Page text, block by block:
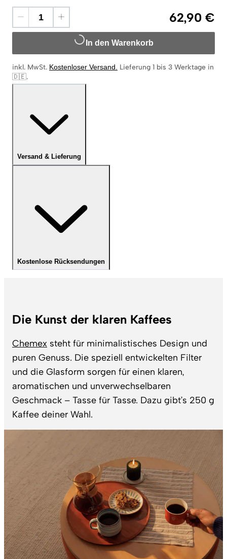
62,90 €
In den Warenkorb
inkl. MwSt. Kostenloser Versand. Lieferung 1 bis 3 Werktage in
🇩🇪.
Versand & Lieferung
Kostenlose Rücksendungen
Die Kunst der klaren Kaffees
Chemex steht für minimalistisches Design und
puren Genuss. Die speziell entwickelten Filter
und die Glasform sorgen für einen klaren,
aromatischen und unverwechselbaren
Geschmack – Tasse für Tasse. Dazu gibt’s 250 g
Kaffee deiner Wahl.